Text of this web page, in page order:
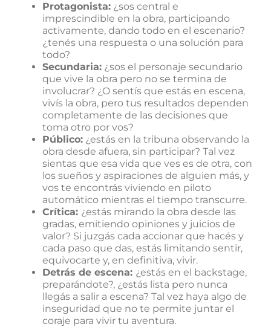
Protagonista: ¿sos central e
imprescindible en la obra, participando
activamente, dando todo en el escenario?
¿tenés una respuesta o una solución para
todo?
Secundaria: ¿sos el personaje secundario
que vive la obra pero no se termina de
involucrar? ¿O sentís que estás en escena,
vivís la obra, pero tus resultados dependen
completamente de las decisiones que
toma otro por vos?
Público: ¿estás en la tribuna observando la
obra desde afuera, sin participar? Tal vez
sientas que esa vida que ves es de otra, con
los sueños y aspiraciones de alguien más, y
vos te encontrás viviendo en piloto
automático mientras el tiempo transcurre.
Crítica: ¿estás mirando la obra desde las
gradas, emitiendo opiniones y juicios de
valor? Si juzgás cada accionar que hacés y
cada paso que das, estás limitando sentir,
equivocarte y, en definitiva, vivir.
Detrás de escena: ¿estás en el backstage,
preparándote?, ¿estás lista pero nunca
llegás a salir a escena? Tal vez haya algo de
inseguridad que no te permite juntar el
coraje para vivir tu aventura.